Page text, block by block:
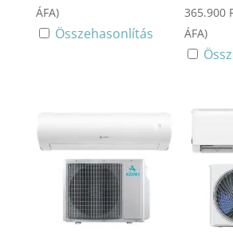
ÁFA)
Összehasonlítás
365.900
ÁFA)